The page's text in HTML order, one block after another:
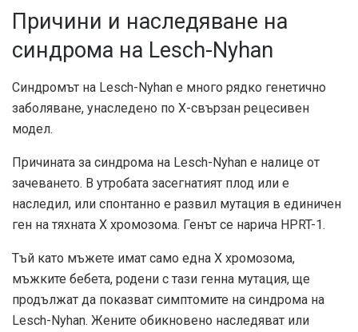
Причини и наследяване на
синдрома на Lesch-Nyhan
Синдромът на Lesch-Nyhan е много рядко генетично
заболяване, унаследено по X-свързан рецесивен
модел.
Причината за синдрома на Lesch-Nyhan е налице от
зачеването. В утробата засегнатият плод или е
наследил, или спонтанно е развил мутация в единичен
ген на тяхната X хромозома. Генът се нарича HPRT-1.
Тъй като мъжете имат само една Х хромозома,
мъжките бебета, родени с тази генна мутация, ще
продължат да показват симптомите на синдрома на
Lesch-Nyhan. Жените обикновено наследяват или